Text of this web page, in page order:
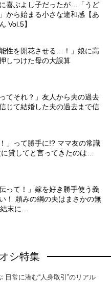
喜ぶよし子だったが…「うど
から始まる小さな違和感【あ
Vol.5】
性を開花させる…！」娘に高
しつけた母の大誤算
てそれ？」友人から夫の過去
じて結婚した夫の過去まで信
」って勝手に!? ママ友の常識
貸してと言ってきたのは…
って！」嫁を好き勝手使う義
！ 頼みの綱の夫はまさかの無
結末に…
シ特集
日常に潜む“人身取引”のリアル